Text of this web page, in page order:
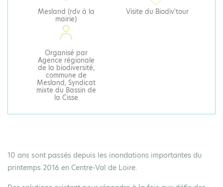
Mesland (rdv à la
mairie)
Visite du Biodiv'tour
Organisé par
Agence régionale
de la biodiversité,
commune de
Mesland, Syndicat
mixte du Bassin de
la Cisse
10 ans sont passés depuis les inondations importantes du
printemps 2016 en Centre-Val de Loire.